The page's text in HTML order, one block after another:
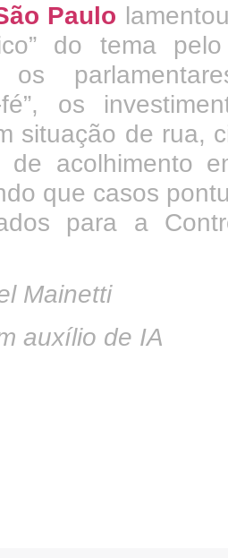
Paulo
do tema
os
situação de rua,
acolhimento
que casos
para a
Mainetti
auxílio de IA